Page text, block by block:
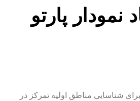
نمودار پارتو
شناسایی مناطق اولیه تمرکز در